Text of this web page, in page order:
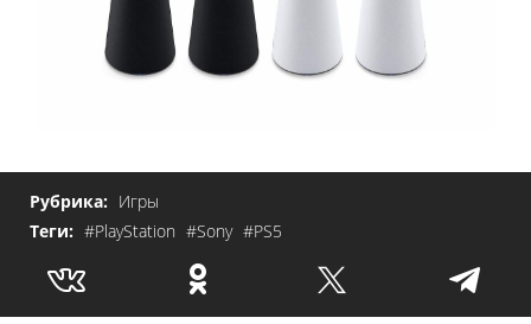
Рубрика: Игры
Теги: #PlayStation #Sony #PS5